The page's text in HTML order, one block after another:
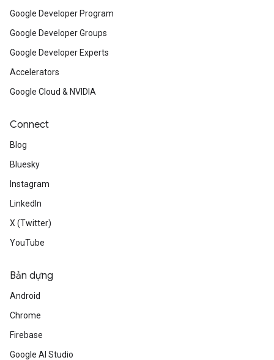
Google Developer Program
Google Developer Groups
Google Developer Experts
Accelerators
Google Cloud & NVIDIA
Connect
Blog
Bluesky
Instagram
LinkedIn
X (Twitter)
YouTube
Bản dựng
Android
Chrome
Firebase
Google AI Studio